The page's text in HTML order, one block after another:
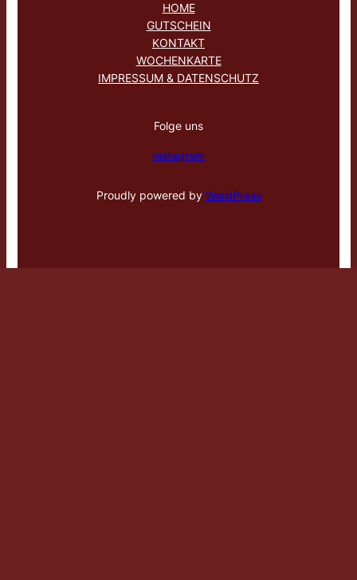
HOME
GUTSCHEIN
KONTAKT
WOCHENKARTE
IMPRESSUM & DATENSCHUTZ
Folge uns
Instagram
Proudly powered by WordPress